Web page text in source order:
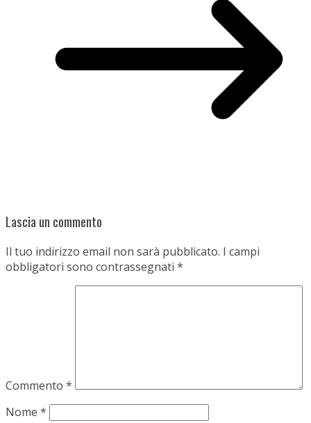
Lascia un commento
Il tuo indirizzo email non sarà pubblicato. I campi
obbligatori sono contrassegnati *
Commento *
Nome *